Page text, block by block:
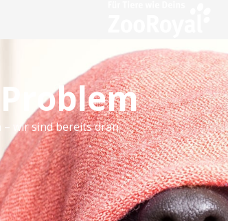
– wir sind bereits dran.